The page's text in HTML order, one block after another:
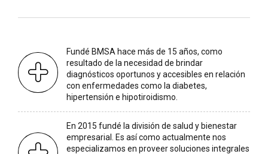
Fundé BMSA hace más de 15 años, como
resultado de la necesidad de brindar
diagnósticos oportunos y accesibles en relación
con enfermedades como la diabetes,
hipertensión e hipotiroidismo.
En 2015 fundé la división de salud y bienestar
empresarial. Es así como actualmente nos
especializamos en proveer soluciones integrales